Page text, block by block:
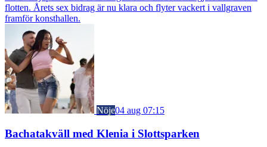
flotten. Årets sex bidrag är nu klara och flyter vackert i vallgraven
framför konsthallen.
Nöje04 aug 07:15
Bachatakväll med Klenia i Slottsparken